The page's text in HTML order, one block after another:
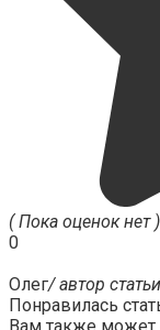
( Пока оценок нет )
0
Олег/ автор статьи
Понравилась
Вам также может